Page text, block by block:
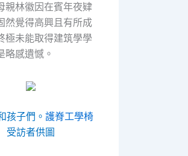
親林徽因在賓年夜肄
然覺得高興且有所成
極未能取得建筑學學
略感遺憾。
孩子們。 護脊工學椅
受訪者供圖